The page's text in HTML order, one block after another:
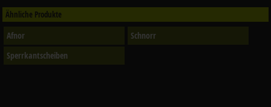
Ähnliche Produkte
Afnor
Schnorr
Sperrkantscheiben